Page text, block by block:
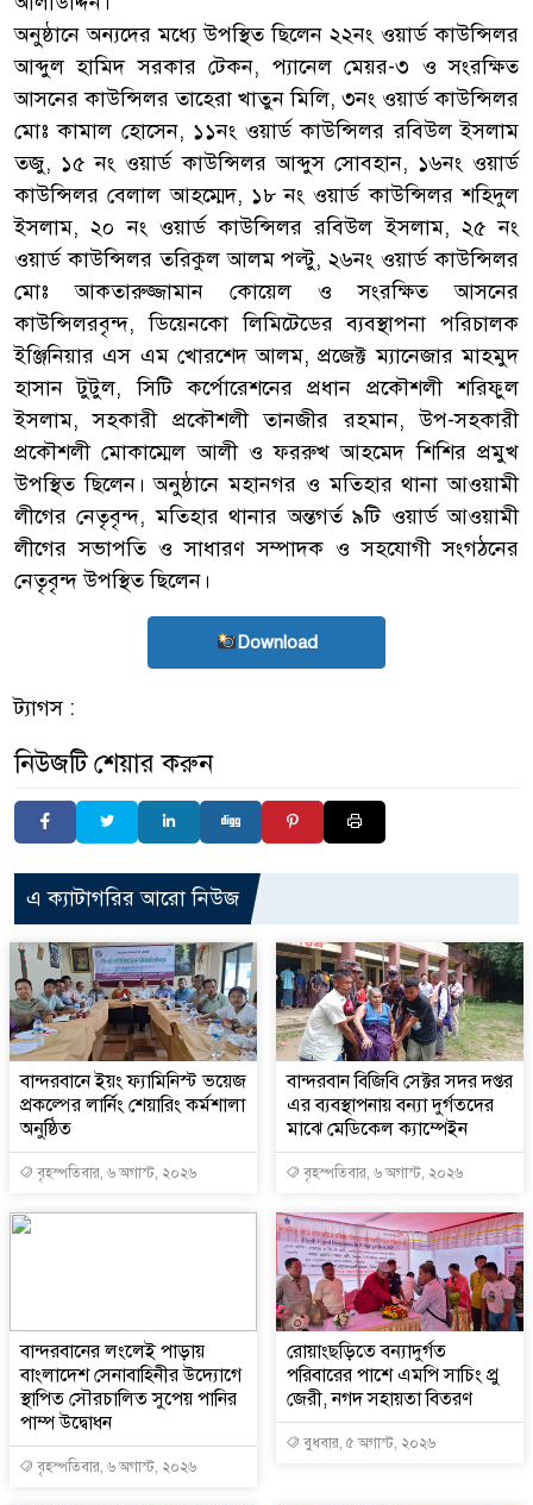
অনুষ্ঠানে অন্যদের মধ্যে উপস্থিত ছিলেন ২২নং ওয়ার্ড কাউন্সিলর
আব্দুল হামিদ সরকার টেকন, প্যানেল মেয়র-৩ ও সংরক্ষিত
আসনের কাউন্সিলর তাহেরা খাতুন মিলি, ৩নং ওয়ার্ড কাউন্সিলর
মোঃ কামাল হোসেন, ১১নং ওয়ার্ড কাউন্সিলর রবিউল ইসলাম
তজু, ১৫ নং ওয়ার্ড কাউন্সিলর আব্দুস সোবহান, ১৬নং ওয়ার্ড
কাউন্সিলর বেলাল আহম্মেদ, ১৮ নং ওয়ার্ড কাউন্সিলর শহিদুল
ইসলাম, ২০ নং ওয়ার্ড কাউন্সিলর রবিউল ইসলাম, ২৫ নং
ওয়ার্ড কাউন্সিলর তরিকুল আলম পল্টু, ২৬নং ওয়ার্ড কাউন্সিলর
মোঃ আকতারুজ্জামান কোয়েল ও সংরক্ষিত আসনের
কাউন্সিলরবৃন্দ, ডিয়েনকো লিমিটেডের ব্যবস্থাপনা পরিচালক
ইঞ্জিনিয়ার এস এম খোরশেদ আলম, প্রজেক্ট ম্যানেজার মাহমুদ
হাসান টুটুল, সিটি কর্পোরেশনের প্রধান প্রকৌশলী শরিফুল
ইসলাম, সহকারী প্রকৌশলী তানজীর রহমান, উপ-সহকারী
প্রকৌশলী মোকাম্মেল আলী ও ফররুখ আহমেদ শিশির প্রমুখ
উপস্থিত ছিলেন। অনুষ্ঠানে মহানগর ও মতিহার থানা আওয়ামী
লীগের নেতৃবৃন্দ, মতিহার থানার অন্তগর্ত ৯টি ওয়ার্ড আওয়ামী
লীগের সভাপতি ও সাধারণ সম্পাদক ও সহযোগী সংগঠনের
নেতৃবৃন্দ উপস্থিত ছিলেন।
Download
ট্যাগস :
নিউজটি শেয়ার করুন
এ ক্যাটাগরির আরো নিউজ
বান্দরবানে ইয়ং ফ্যামিনিস্ট ভয়েজ
প্রকল্পের লার্নিং শেয়ারিং কর্মশালা
অনুষ্ঠিত
বৃহস্পতিবার, ৬ অগাস্ট, ২০২৬
বান্দরবান বিজিবি সেক্টর সদর দপ্তর
এর ব্যবস্থাপনায় বন্যা দুর্গতদের
মাঝে মেডিকেল ক্যাম্পেইন
বৃহস্পতিবার, ৬ অগাস্ট, ২০২৬
বান্দরবানের লংলেই পাড়ায়
বাংলাদেশ সেনাবাহিনীর উদ্যোগে
স্থাপিত সৌরচালিত সুপেয় পানির
পাম্প উদ্বোধন
বৃহস্পতিবার, ৬ অগাস্ট, ২০২৬
রোয়াংছড়িতে বন্যাদুর্গত
পরিবারের পাশে এমপি সাচিং প্রু
জেরী, নগদ সহায়তা বিতরণ
বুধবার, ৫ অগাস্ট, ২০২৬